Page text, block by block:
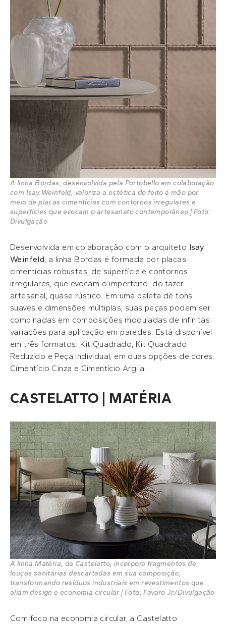
A linha Bordas, desenvolvida pela Portobello em colaboração
com Isay Weinfeld, valoriza a estética do feito à mão por
meio de placas cimentícias com contornos irregulares e
superfícies que evocam o artesanato contemporâneo | Foto:
Divulgação
Desenvolvida em colaboração com o arquiteto Isay
Weinfeld, a linha Bordas é formada por placas
cimentícias robustas, de superfície e contornos
irregulares, que evocam o imperfeito do fazer
artesanal, quase rústico. Em uma paleta de tons
suaves e dimensões múltiplas, suas peças podem ser
combinadas em composições moduladas de infinitas
variações para aplicação em paredes. Está disponível
em três formatos: Kit Quadrado, Kit Quadrado
Reduzido e Peça Individual, em duas opções de cores:
Cimentício Cinza e Cimentício Argila.
CASTELATTO | MATÉRIA
A linha Matéria, da Castelatto, incorpora fragmentos de
louças sanitárias descartadas em sua composição,
transformando resíduos industriais em revestimentos que
aliam design e economia circular | Foto: Favaro Jr./Divulgação
Com foco na economia circular, a Castelatto